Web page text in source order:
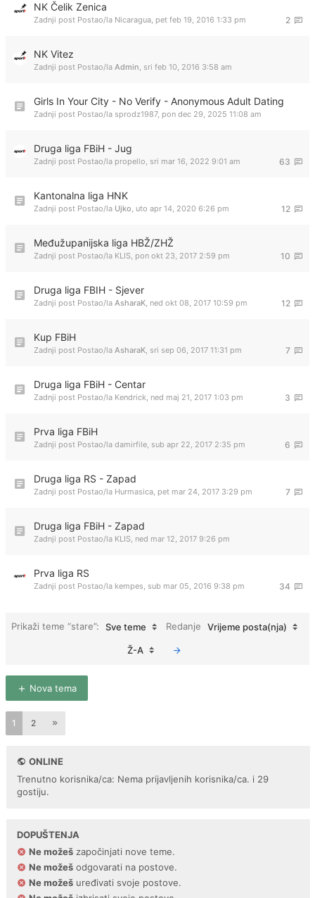
NK Čelik Zenica
2
Zadnji post Postao/la Nicaragua, pet feb 19, 2016 1:33 pm
NK Vitez
Zadnji post Postao/la Admin, sri feb 10, 2016 3:58 am
Girls In Your City - No Verify - Anonymous Adult Dating
Zadnji post Postao/la sprodz1987, pon dec 29, 2025 11:08 am
Druga liga FBiH - Jug
63
Zadnji post Postao/la propello, sri mar 16, 2022 9:01 am
Kantonalna liga HNK
12
Zadnji post Postao/la Ujko, uto apr 14, 2020 6:26 pm
Međužupanijska liga HBŽ/ZHŽ
10
Zadnji post Postao/la KLIS, pon okt 23, 2017 2:59 pm
Druga liga FBIH - Sjever
12
Zadnji post Postao/la AsharaK, ned okt 08, 2017 10:59 pm
Kup FBiH
7
Zadnji post Postao/la AsharaK, sri sep 06, 2017 11:31 pm
Druga liga FBiH - Centar
3
Zadnji post Postao/la Kendrick, ned maj 21, 2017 1:03 pm
Prva liga FBiH
6
Zadnji post Postao/la damirfile, sub apr 22, 2017 2:35 pm
Druga liga RS - Zapad
7
Zadnji post Postao/la Hurmasica, pet mar 24, 2017 3:29 pm
Druga liga FBiH - Zapad
Zadnji post Postao/la KLIS, ned mar 12, 2017 9:26 pm
Prva liga RS
34
Zadnji post Postao/la kempes, sub mar 05, 2016 9:38 pm
Prikaži teme “stare”: Sve teme Redanje Vrijeme posta(nja)
Ž-A
Nova tema
1 2
ONLINE
Trenutno korisnika/ca: Nema prijavljenih korisnika/ca. i 29
gostiju.
DOPUŠTENJA
Ne možeš započinjati nove teme.
Ne možeš odgovarati na postove.
Ne možeš uređivati svoje postove.